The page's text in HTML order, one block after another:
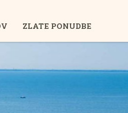
ZLATE PONUDBE